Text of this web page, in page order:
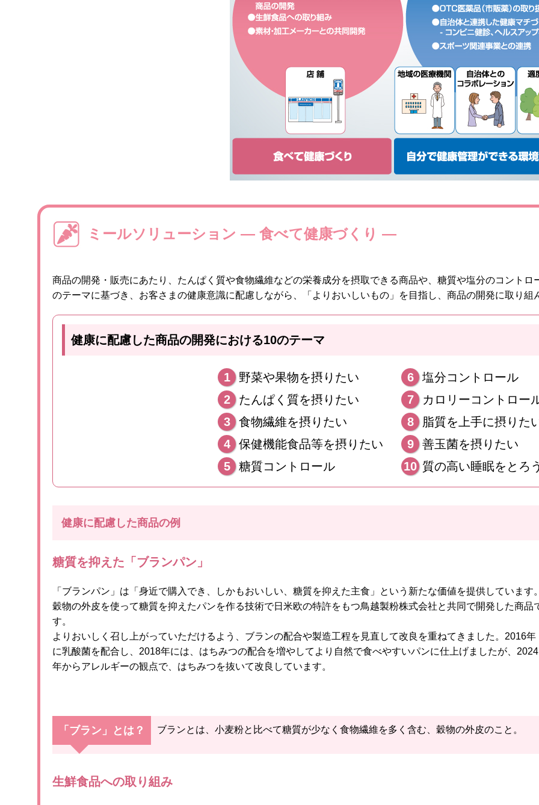
ミールソリューション ― 食べて健康づくり ―
商品の開発・販売にあたり、たんぱく質や食物繊維などの栄養成分を摂取できる商品や、糖質や塩分のコント
のテーマに基づき、お客さまの健康意識に配慮しながら、「よりおいしいもの」を目指し、商品の開発に取り組
健康に配慮した商品の開発における10のテーマ
1
野菜や果物を摂りたい
2
たんぱく質を摂りたい
3
食物繊維を摂りたい
4
保健機能食品等を摂りたい
5
糖質コントロール
6
塩分コントロール
7
カロリーコントロー
8
脂質を上手に摂りた
9
善玉菌を摂りたい
10 質の高い睡眠をとろ
健康に配慮した商品の例
糖質を抑えた「ブランパン」
「ブランパン」は「身近で購入でき、しかもおいしい、糖質を抑えた主食」という新たな価値を提供しています
穀物の外皮を使って糖質を抑えたパンを作る技術で日米欧の特許をもつ鳥越製粉株式会社と共同で開発した商品
す。
よりおいしく召し上がっていただけるよう、ブランの配合や製造工程を見直して改良を重ねてきました。2016年
に乳酸菌を配合し、2018年には、はちみつの配合を増やしてより自然で食べやすいパンに仕上げましたが、2024
年からアレルギーの観点で、はちみつを抜いて改良しています。
「ブラン」とは？ ブランとは、小麦粉と比べて糖質が少なく食物繊維を多く含む、穀物の外皮のこと。
生鮮食品への取り組み